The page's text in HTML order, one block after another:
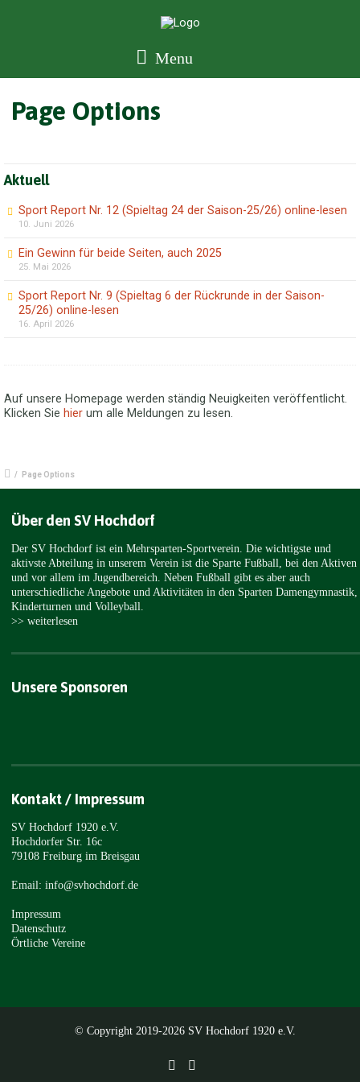
Menu
Page Options
Aktuell
Sport Report Nr. 12 (Spieltag 24 der Saison-25/26) online-lesen
10. Juni 2026
Ein Gewinn für beide Seiten, auch 2025
25. Mai 2026
Sport Report Nr. 9 (Spieltag 6 der Rückrunde in der Saison-
25/26) online-lesen
16. April 2026
Auf unsere Homepage werden ständig Neuigkeiten veröffentlicht.
Klicken Sie hier um alle Meldungen zu lesen.
/ Page Options
Über den SV Hochdorf
Der SV Hochdorf ist ein Mehrsparten-Sportverein. Die wichtigste und
aktivste Abteilung in unserem Verein ist die Sparte Fußball, bei den Aktiven
und vor allem im Jugendbereich. Neben Fußball gibt es aber auch
unterschiedliche Angebote und Aktivitäten in den Sparten Damengymnastik,
Kinderturnen und Volleyball.
>> weiterlesen
Unsere Sponsoren
Kontakt / Impressum
SV Hochdorf 1920 e.V.
Hochdorfer Str. 16c
79108 Freiburg im Breisgau
Email: info@svhochdorf.de
Impressum
Datenschutz
Örtliche Vereine
© Copyright 2019-2026 SV Hochdorf 1920 e.V.